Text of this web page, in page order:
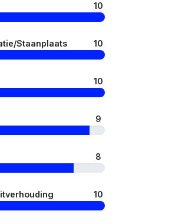
10
Staanplaats 10
10
9
8
10